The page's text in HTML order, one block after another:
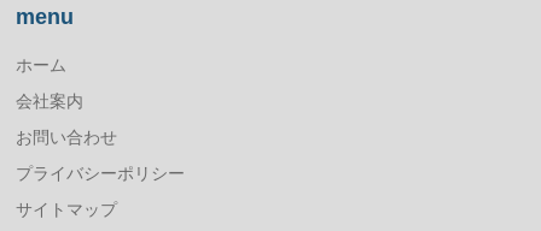
menu
ホーム
会社案内
お問い合わせ
プライバシーポリシー
サイトマップ